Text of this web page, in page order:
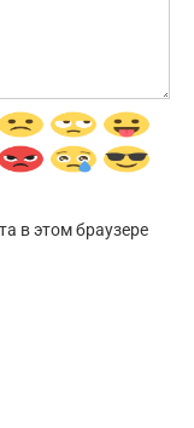
в этом браузере